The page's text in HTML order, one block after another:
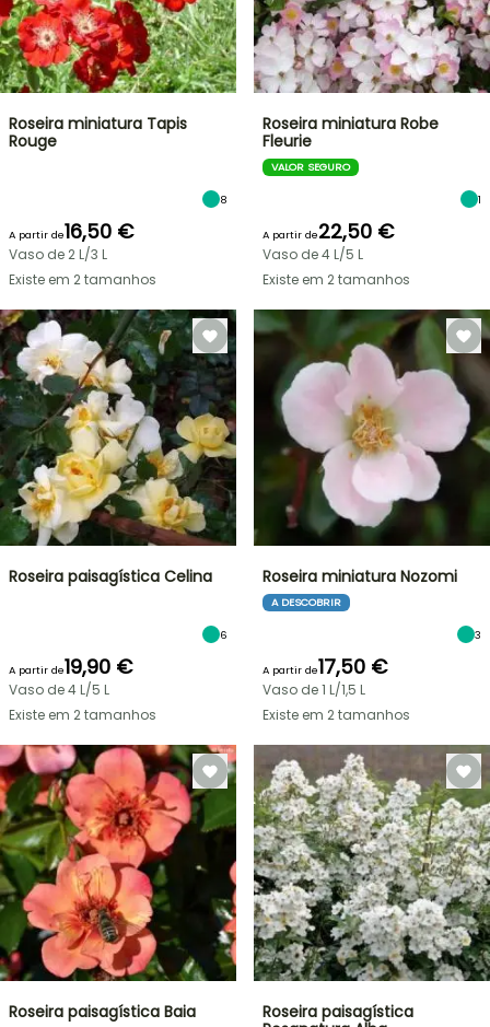
Roseira miniatura Tapis
Rouge
8
A partir de16,50 €
Vaso de 2 L/3 L
Existe em 2 tamanhos
Roseira miniatura Robe
Fleurie
VALOR SEGURO
1
A partir de22,50 €
Vaso de 4 L/5 L
Existe em 2 tamanhos
Roseira paisagística Celina
6
A partir de19,90 €
Vaso de 4 L/5 L
Existe em 2 tamanhos
Roseira miniatura Nozomi
A DESCOBRIR
3
A partir de17,50 €
Vaso de 1 L/1,5 L
Existe em 2 tamanhos
Roseira paisagística Baia
Roseira paisagística